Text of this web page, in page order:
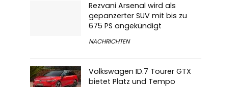
Rezvani Arsenal wird als
gepanzerter SUV mit bis zu
675 PS angekündigt
NACHRICHTEN
Volkswagen ID.7 Tourer GTX
bietet Platz und Tempo